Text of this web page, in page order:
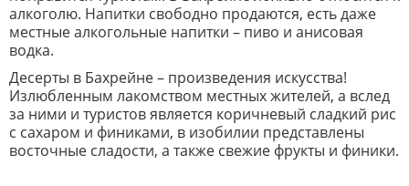
алкоголю. Напитки свободно продаются, есть даже
местные алкогольные напитки – пиво и анисовая
водка.
Десерты в Бахрейне – произведения искусства!
Излюбленным лакомством местных жителей, а вслед
за ними и туристов является коричневый сладкий рис
с сахаром и финиками, в изобилии представлены
восточные сладости, а также свежие фрукты и финики.